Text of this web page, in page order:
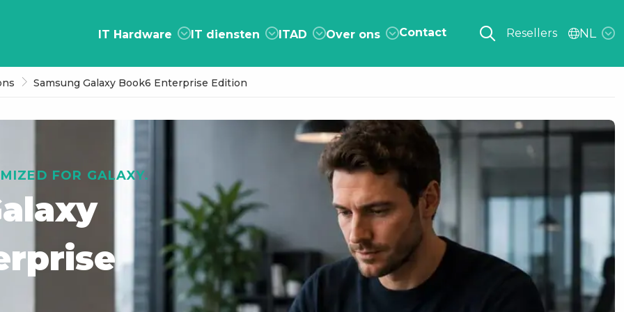
IT Hardware IT diensten ITAD Over ons Contact Resellers NL
Samsung Galaxy Book6 Enterprise Edition
FOR GALAXY.